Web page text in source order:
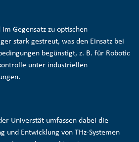
Gegensatz zu optischen
stark gestreut, was den Einsatz bei
begünstigt, z. B. für Robotic
unter industriellen
Universtät umfassen dabei die
und Entwicklung von THz-Systemen